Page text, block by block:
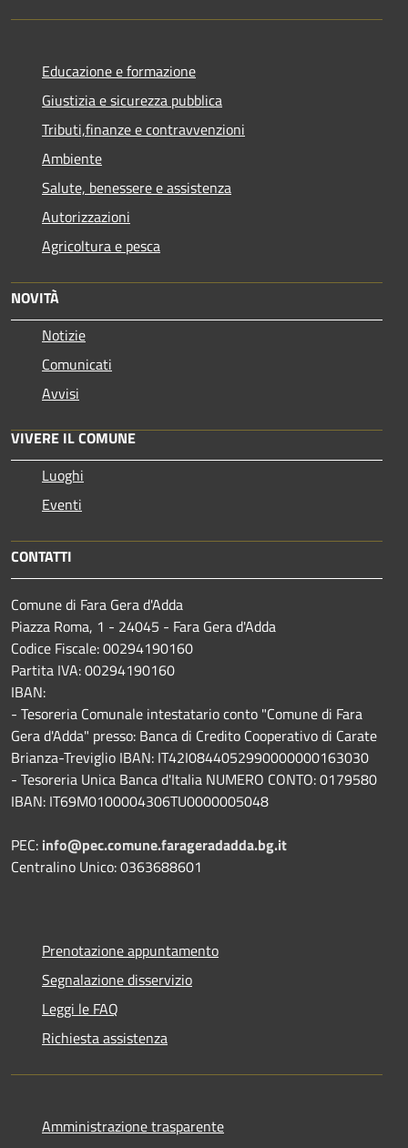
Educazione e formazione
Giustizia e sicurezza pubblica
Tributi,finanze e contravvenzioni
Ambiente
Salute, benessere e assistenza
Autorizzazioni
Agricoltura e pesca
NOVITÀ
Notizie
Comunicati
Avvisi
VIVERE IL COMUNE
Luoghi
Eventi
CONTATTI
Comune di Fara Gera d'Adda
Piazza Roma, 1 - 24045 - Fara Gera d'Adda
Codice Fiscale: 00294190160
Partita IVA: 00294190160
IBAN:
- Tesoreria Comunale intestatario conto "Comune di Fara
Gera d'Adda" presso: Banca di Credito Cooperativo di Carate
Brianza-Treviglio IBAN: IT42I0844052990000000163030
- Tesoreria Unica Banca d'Italia NUMERO CONTO: 0179580
IBAN: IT69M0100004306TU0000005048
PEC: info@pec.comune.farageradadda.bg.it
Centralino Unico: 0363688601
Prenotazione appuntamento
Segnalazione disservizio
Leggi le FAQ
Richiesta assistenza
Amministrazione trasparente